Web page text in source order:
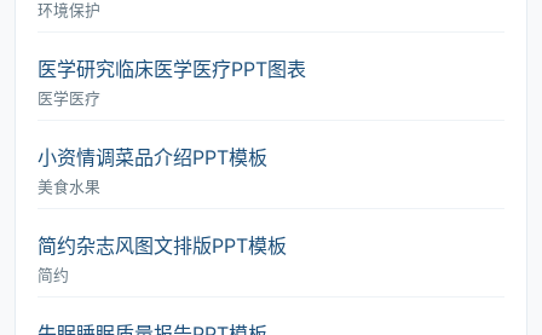
环境保护
医学研究临床医学医疗PPT图表
医学医疗
小资情调菜品介绍PPT模板
美食水果
简约杂志风图文排版PPT模板
简约